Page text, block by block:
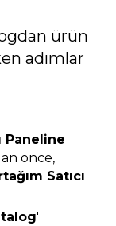
ürün
adımlar
Paneline
önce,
Satıcı
'